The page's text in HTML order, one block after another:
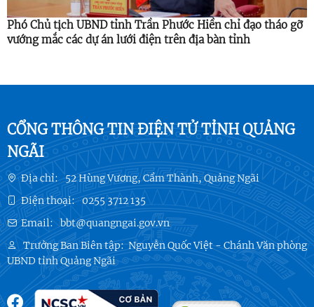
Phó Chủ tịch UBND tỉnh Trần Phước Hiền chỉ đạo tháo gỡ
vướng mắc các dự án lưới điện trên địa bàn tỉnh
CỔNG THÔNG TIN ĐIỆN TỬ TỈNH QUẢNG
NGÃI
Địa chỉ: 52 Hùng Vương, Cẩm Thành, Quảng Ngãi
Điện thoại: 0255 3712 135
Email: bbt@quangngai.gov.vn
Trưởng Ban Biên tập:Nguyễn Quốc Việt - Chánh Văn phòng
UBND tỉnh Quảng Ngãi